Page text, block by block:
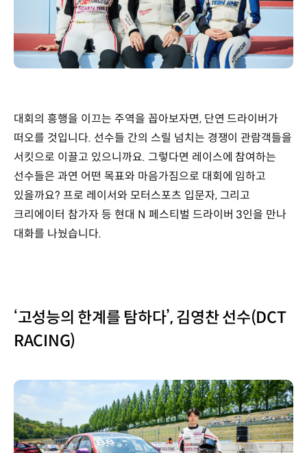
대회의 흥행을 이끄는 주역을 꼽아보자면, 단연 드라이버가
떠오를 것입니다. 선수들 간의 스릴 넘치는 경쟁이 관람객들을
서킷으로 이끌고 있으니까요. 그렇다면 레이스에 참여하는
선수들은 과연 어떤 목표와 마음가짐으로 대회에 임하고
있을까요? 프로 레이서와 모터스포츠 입문자, 그리고
크리에이터 참가자 등 현대 N 페스티벌 드라이버 3인을 만나
대화를 나눴습니다.
‘고성능의 한계를 탐하다’, 김영찬 선수(DCT
RACING)